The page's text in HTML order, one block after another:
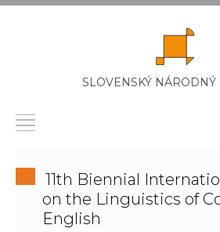
SLOVENSKÝ NÁRODNÝ
11th Biennial
on the Linguistics of
English